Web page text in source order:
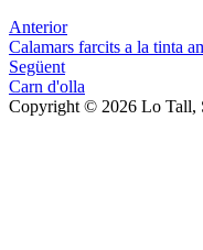
Anterior
Calamars farcits a la tinta
Següent
Carn d'olla
Copyright © 2026 Lo Tall,